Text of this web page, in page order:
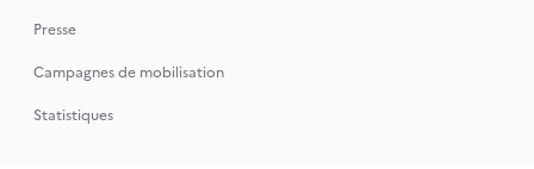
Presse
Campagnes de mobilisation
Statistiques